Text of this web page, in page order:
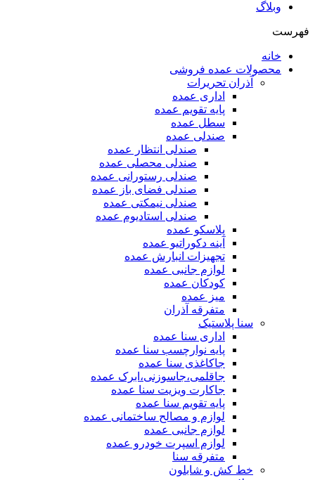
وبلاگ
فهرست
خانه
محصولات عمده فروشی
آذران تحریرات
اداری عمده
پایه تقویم عمده
سطل عمده
صندلی عمده
صندلی انتظار عمده
صندلی محصلی عمده
صندلی رستورانی عمده
صندلی فضای باز عمده
صندلی نیمکتی عمده
صندلی استادیوم عمده
پلاسکو عمده
آینه دکوراتیو عمده
تجهیزات انبارش عمده
لوازم جانبی عمده
کودکان عمده
میز عمده
متفرقه آذران
سنا پلاستیک
اداری سنا عمده
پایه نوارچسب سنا عمده
جاکاغذی سنا عمده
جاقلمی،جاسوزنی،ابرک عمده
جاکارت ویزیت سنا عمده
پایه تقویم سنا عمده
لوازم و مصالح ساختمانی عمده
لوازم جانبی عمده
لوازم اسپرت خودرو عمده
متفرقه سنا
خط کش و شابلون